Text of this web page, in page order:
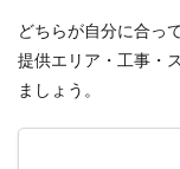
どちらが自分に合っ
提供エリア・工事・
ましょう。